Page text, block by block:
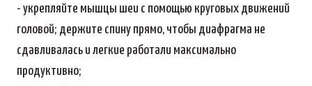
- укрепляйте мышцы шеи с помощью круговых движений
головой; держите спину прямо, чтобы диафрагма не
сдавливалась и легкие работали максимально
продуктивно;